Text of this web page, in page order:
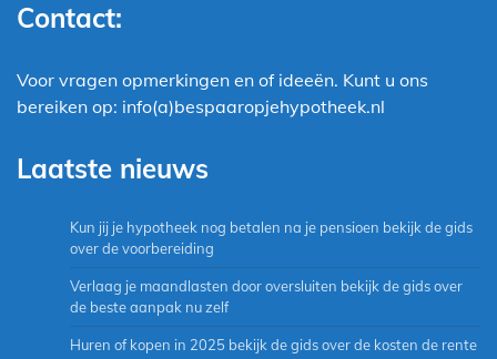
Contact:
Voor vragen opmerkingen en of ideeën. Kunt u ons
bereiken op: info(a)bespaaropjehypotheek.nl
Laatste nieuws
Kun jij je hypotheek nog betalen na je pensioen bekijk de gids
over de voorbereiding
Verlaag je maandlasten door oversluiten bekijk de gids over
de beste aanpak nu zelf
Huren of kopen in 2025 bekijk de gids over de kosten de rente